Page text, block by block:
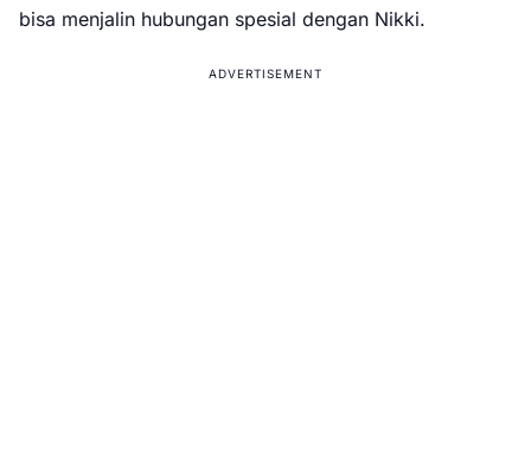
bisa menjalin hubungan spesial dengan Nikki.
ADVERTISEMENT